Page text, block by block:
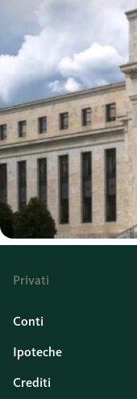
Privati
Conti
Ipoteche
Crediti